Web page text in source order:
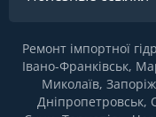
Ремонт імпортної
Івано-Франківськ,
Миколаїв,
Дніпропетровськ,